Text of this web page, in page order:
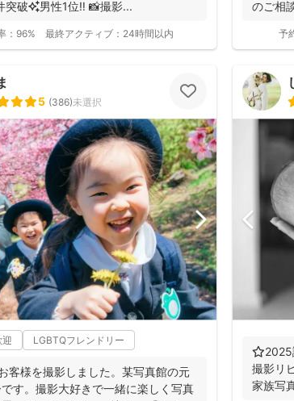
破✨男性1位‼️ 📸撮影...
： 96% 最終アクティブ： 24時間以内
のご相
予
5 (386)未選択
LGBTQフレンドリー
客様を撮影しました。某写真館の元
す。撮影大好きで一緒に楽しく写真
⭐️2025
撮影リ
家族写